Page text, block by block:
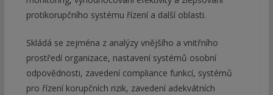
protikorupčního systému řízení a další oblasti.
Skládá se zejména z analýzy vnějšího a vnitřního
prostředí organizace, nastavení systémů osobní
odpovědnosti, zavedení compliance funkcí, systémů
pro řízení korupčních rizik, zavedení adekvátních